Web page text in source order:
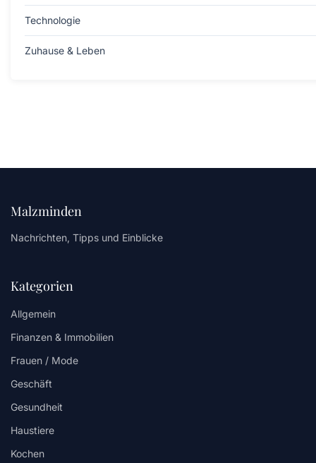
Technologie
Zuhause & Leben
Malzminden
Nachrichten, Tipps und Einblicke
Kategorien
Allgemein
Finanzen & Immobilien
Frauen / Mode
Geschäft
Gesundheit
Haustiere
Kochen